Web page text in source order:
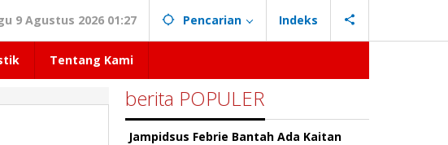
9 Agustus 2026 01:27 Pencarian Indeks
Tentang Kami
berita POPULER
Jampidsus Febrie Bantah Ada Kaitan